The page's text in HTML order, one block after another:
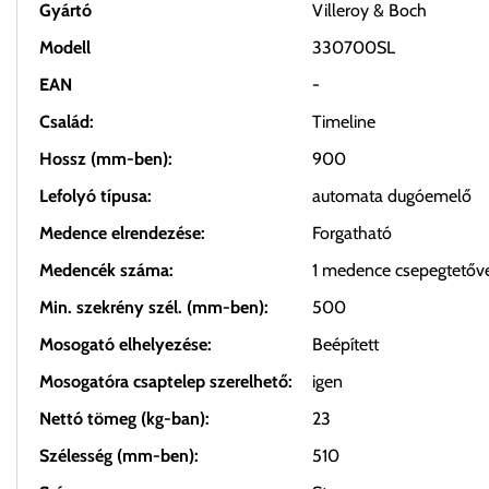
Gyártó
Villeroy & Boch
Modell
330700SL
EAN
-
Család:
Timeline
Hossz (mm-ben):
900
Lefolyó típusa:
automata dugóemelő
Medence elrendezése:
Forgatható
Medencék száma:
1 medence
Min. szekrény szél. (mm-ben):
500
Mosogató elhelyezése:
Beépített
Mosogatóra csaptelep szerelhető:
igen
Nettó tömeg (kg-ban):
23
Szélesség (mm-ben):
510